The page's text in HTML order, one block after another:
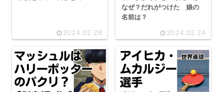
2024.02.28
なぜ？だれがつけた 娘の
名前は？
2024.02.24